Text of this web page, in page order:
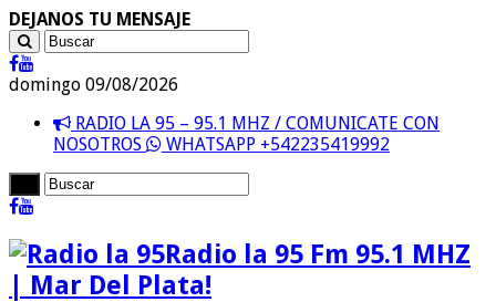
DEJANOS TU MENSAJE
domingo 09/08/2026
RADIO LA 95 – 95.1 MHZ / COMUNICATE CON
NOSOTROS
WHATSAPP +542235419992
Radio la 95 Fm 95.1 MHZ
| Mar Del Plata!